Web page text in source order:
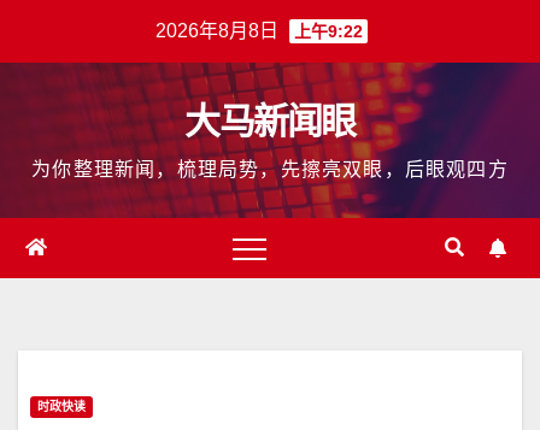
2026年8月8日 上午9:22
大马新闻眼
为你整理新闻，梳理局势，先擦亮双眼，后眼观四方
时政快读